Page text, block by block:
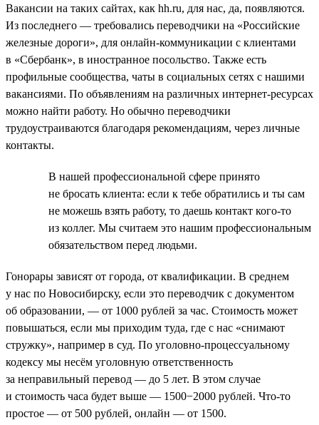
Вакансии на таких сайтах, как hh.ru, для нас, да, появляются.
Из последнего — требовались переводчики на «Российские
железные дороги», для онлайн-коммуникации с клиентами
в «Сбербанк», в иностранное посольство. Также есть
профильные сообщества, чаты в социальных сетях с нашими
вакансиями. По объявлениям на различных интернет-ресурсах
можно найти работу. Но обычно переводчики
трудоустраиваются благодаря рекомендациям, через личные
контакты.
В нашей профессиональной сфере принято
не бросать клиента: если к тебе обратились и ты сам
не можешь взять работу, то даешь контакт кого-то
из коллег. Мы считаем это нашим профессиональным
обязательством перед людьми.
Гонорары зависят от города, от квалификации. В среднем
у нас по Новосибирску, если это переводчик с документом
об образовании, — от 1000 рублей за час. Стоимость может
повышаться, если мы приходим туда, где с нас «снимают
стружку», например в суд. По уголовно-процессуальному
кодексу мы несём уголовную ответственность
за неправильный перевод — до 5 лет. В этом случае
и стоимость часа будет выше — 1500−2000 рублей. Что-то
простое — от 500 рублей, онлайн — от 1500.